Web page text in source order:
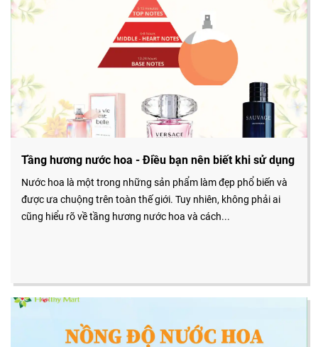
Tầng hương nước hoa - Điều bạn nên biết khi sử dụng
Nước hoa là một trong những sản phẩm làm đẹp phổ biến và
được ưa chuộng trên toàn thế giới. Tuy nhiên, không phải ai
cũng hiểu rõ về tầng hương nước hoa và cách...